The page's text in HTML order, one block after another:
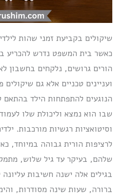
שיקולים בקביעת זמני שהות
כאשר בית המשפט נדרש להכריע
הורים גרושים, נלקחים בחשבון
ועניינים טכניים אלא גם שיקולים
הנוגעים להתפתחות הילד בהתאם
שבו הוא נמצא וליכולת שלו
וסיטואציות רגשיות מורכבות.
לרציפות הורית גבוהה במיוחד,
שלהם, בעיקר עד גיל שלוש,
בגילים אלה ישנה חשיבות
ברורה, שעות שינה מסודרות,